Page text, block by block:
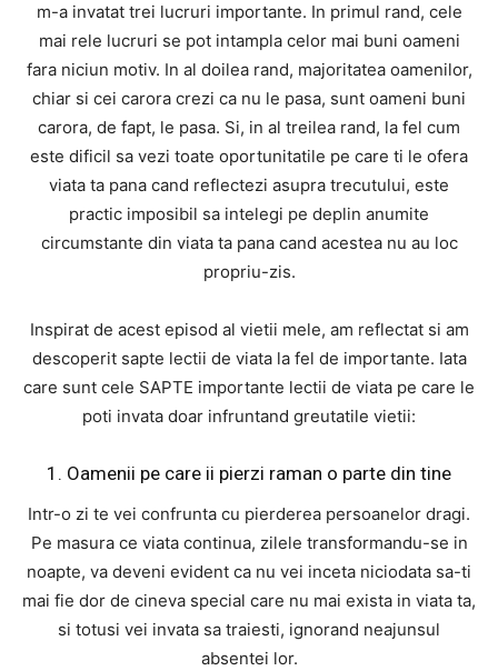
m-a invatat trei lucruri importante. In primul rand, cele
mai rele lucruri se pot intampla celor mai buni oameni
fara niciun motiv. In al doilea rand, majoritatea oamenilor,
chiar si cei carora crezi ca nu le pasa, sunt oameni buni
carora, de fapt, le pasa. Si, in al treilea rand, la fel cum
este dificil sa vezi toate oportunitatile pe care ti le ofera
viata ta pana cand reflectezi asupra trecutului, este
practic imposibil sa intelegi pe deplin anumite
circumstante din viata ta pana cand acestea nu au loc
propriu-zis.
Inspirat de acest episod al vietii mele, am reflectat si am
descoperit sapte lectii de viata la fel de importante. Iata
care sunt cele SAPTE importante lectii de viata pe care le
poti invata doar infruntand greutatile vietii:
1. Oamenii pe care ii pierzi raman o parte din tine
Intr-o zi te vei confrunta cu pierderea persoanelor dragi.
Pe masura ce viata continua, zilele transformandu-se in
noapte, va deveni evident ca nu vei inceta niciodata sa-ti
mai fie dor de cineva special care nu mai exista in viata ta,
si totusi vei invata sa traiesti, ignorand neajunsul
absentei lor.